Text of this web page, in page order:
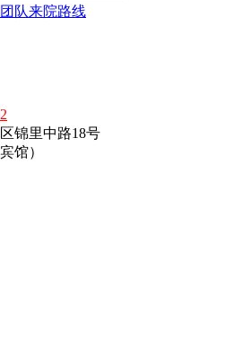
队来院路线
锦里中路18号
馆）